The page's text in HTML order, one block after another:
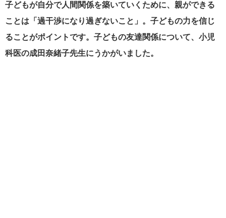
子どもが自分で人間関係を築いていくために、親ができる
ことは「過干渉になり過ぎないこと」。子どもの力を信じ
ることがポイントです。子どもの友達関係について、小児
科医の成田奈緒子先生にうかがいました。